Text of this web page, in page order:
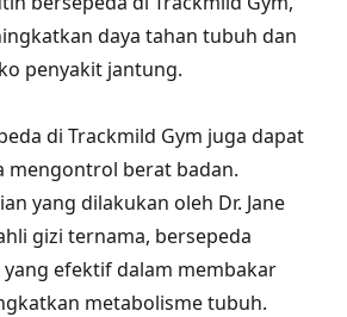
daya tahan tubuh dan
penyakit jantung.
di Trackmild Gym juga dapat
mengontrol berat badan.
yang dilakukan oleh Dr. Jane
gizi ternama, bersepeda
efektif dalam membakar
metabolisme tubuh.